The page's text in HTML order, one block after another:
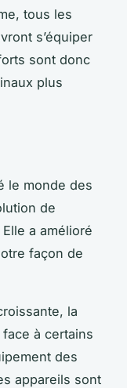
tous les
s’équiper
sont donc
plus
le monde des
de
a amélioré
façon de
la
à certains
des
appareils sont